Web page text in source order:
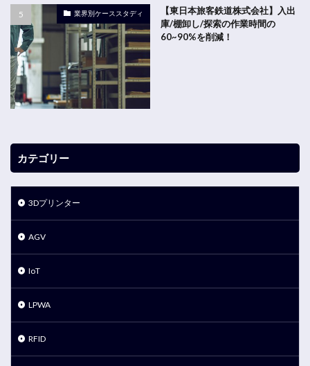
業界別ケーススタディ
【東日本旅客鉄道株式会社】入出
庫/棚卸し/探索の作業時間の
60~90%を削減！
カテゴリー
3Dプリンター
AGV
IoT
LPWA
RFID